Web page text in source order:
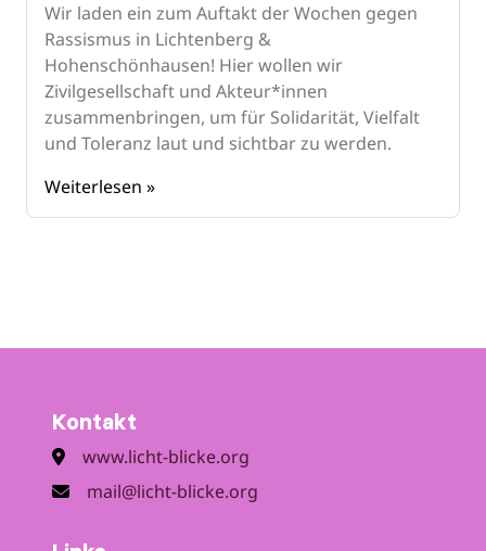
Wir laden ein zum Auftakt der Wochen gegen
Rassismus in Lichtenberg &
Hohenschönhausen! Hier wollen wir
Zivilgesellschaft und Akteur*innen
zusammenbringen, um für Solidarität, Vielfalt
und Toleranz laut und sichtbar zu werden.
Weiterlesen »
Kontakt
www.licht-blicke.org
mail@licht-blicke.org